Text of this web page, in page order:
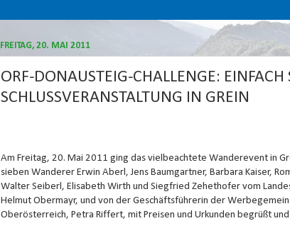
FREITAG, 20. MAI 2011
ORF-DONAUSTEIG-CHALLENGE:
SCHLUSSVERANSTALTUNG IN GREIN
Am Freitag, 20. Mai 2011 ging das vielbeachtete Wanderevent in
sieben Wanderer Erwin Aberl, Jens Baumgartner, Barbara Kaiser,
Walter Seiberl, Elisabeth Wirth und Siegfried Zehethofer vom
Helmut Obermayr, und von der Geschäftsführerin der
Oberösterreich, Petra Riffert, mit Preisen und Urkunden begrüßt